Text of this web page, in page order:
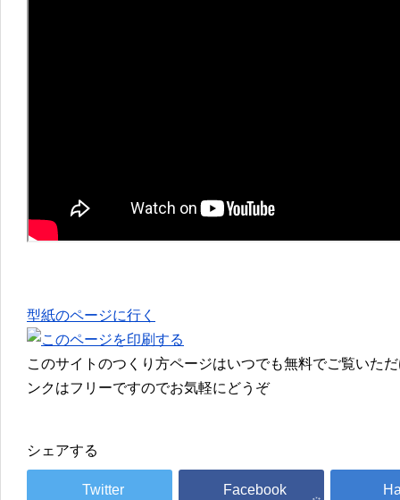
型紙のページに行く
このサイトのつくり方ページはいつでも無料でご覧いた
ンクはフリーですのでお気軽にどうぞ
シェアする